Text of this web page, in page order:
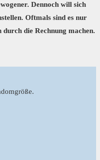
Dennoch will sich
Oftmals sind es nur
die Rechnung machen.